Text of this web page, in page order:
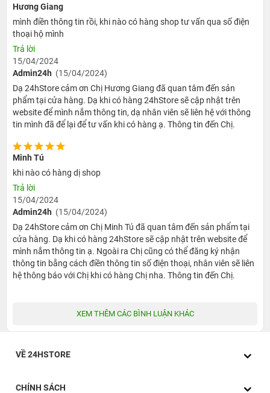
Chiếc điện thoại iPhone 14 Plus phiên bản 256GB có rất nhiều tính
năng hấp dẫn người dùng phải sở hữu ngay sản phẩm này. Hãy
cùng tìm hiểu về hiệu năng, thiết kế và tiện ích ấn tượng của thiết
bị này nhé!
Thiết kế thanh mảnh cuốn hút
Tương như những thế hệ Plus trước đây chiếc điện thoại iPhone
14 Plus chính là phiên bản phóng to từ iPhone 14 với thiết kế
không có thay đổi nhiều. Những cạnh viền vuông vức cộng với
thoại của bạn trở nên sang trọng hơn hẳn.
Hương Giang
mình điền thông tin rồi, khi nào có hàng shop tư vấn qua số điện
thoại hộ mình
Trả lời
15/04/2024
Admin24h (15/04/2024)
Dạ 24hStore cảm ơn Chị Hương Giang đã quan tâm đến sản
phẩm tại cửa hàng. Dạ khi có hàng 24hStore sẽ cập nhật trên
website để mình nắm thông tin, dạ nhân viên sẽ liên hệ với thông
tin mình đã để lại để tư vấn khi có hàng ạ. Thông tin đến Chị.
Minh Tú
khi nào có hàng dị shop
Trả lời
15/04/2024
Admin24h (15/04/2024)
Dạ 24hStore cảm ơn Chị Minh Tú đã quan tâm đến sản phẩm tại
cửa hàng. Dạ khi có hàng 24hStore sẽ cập nhật trên website để
mình nắm thông tin ạ. Ngoài ra Chị cũng có thể đăng ký nhận
thông tin bằng cách điền thông tin số điện thoại, nhân viên sẽ liên
hệ thông báo với Chị khi có hàng Chị nha. Thông tin đến Chị.
XEM THÊM CÁC BÌNH LUẬN KHÁC
VỀ 24HSTORE
CHÍNH SÁCH